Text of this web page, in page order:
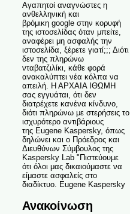
Αγαπητοί αναγνώστες η
ανθελληνική και
βρόμικη google στην κορυφή
της ιστοσελίδας όταν μπείτε,
αναφέρει μη ασφαλής την
ιστοσελίδα, ξέρετε γιατί;;; Διότι
δεν της πληρώνω
νταβατζιλίκι, κάθε φορά
ανακαλύπτει νέα κόλπα να
απειλή. Η ΑΡΧΑΙΑ ΙΘΩΜΗ
σας εγγυάται, ότι δεν
διατρέχετε κανένα κίνδυνο,
διότι πληρώνω με στερήσεις το
ισχυρότερο αντιβάριους
της Eugene Kaspersky, όπως
δηλώνει και ο Πρόεδρος και
Διευθύνων Σύμβουλος της
Kaspersky Lab "Πιστεύουμε
ότι όλοι μας δικαιούμαστε να
είμαστε ασφαλείς στο
διαδίκτυο. Eugene Kaspersky
Ανακοίνωση